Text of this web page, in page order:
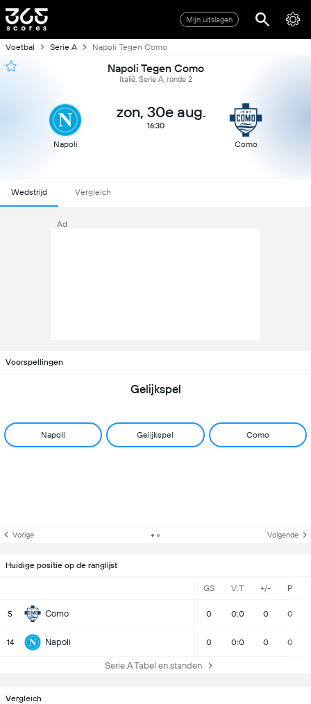
Mijn uitslagen
Voetbal Serie A Napoli Tegen Como
Napoli Tegen Como
Italië, Serie A, ronde 2
Napoli
zon, 30e aug.
16:30
Como
Wedstrijd Vergleich
Ad
Voorspellingen
Gelijkspel
Napoli Gelijkspel Como
Vorige Volgende
Huidige positie op de ranglijst
GS V:T +/- P
5 Como 0 0:0 0 0
14 Napoli 0 0:0 0 0
Serie A Tabel en standen
Vergleich